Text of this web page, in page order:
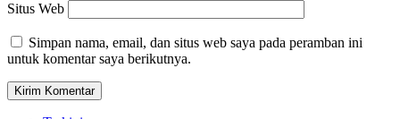
Situs Web
Simpan nama, email, dan situs web saya pada peramban ini
untuk komentar saya berikutnya.